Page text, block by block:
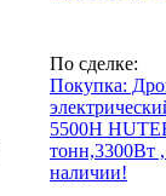
По сделке:
Покупка:
5500H
тонн,3300Вт
наличии!